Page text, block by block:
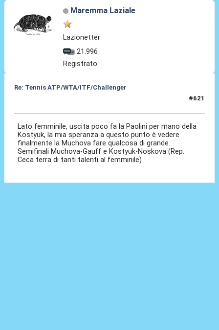
Maremma Laziale
Lazionetter
21.996
Registrato
Re: Tennis ATP/WTA/ITF/Challenger
#621
Lato femminile, uscita poco fa la Paolini per mano della
Kostyuk, la mia speranza a questo punto è vedere
finalmente la Muchova fare qualcosa di grande.
Semifinali Muchova-Gauff e Kostyuk-Noskova (Rep.
Ceca terra di tanti talenti al femminile)